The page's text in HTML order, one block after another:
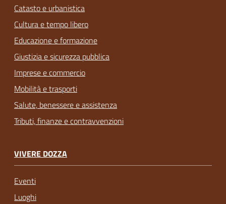
Catasto e urbanistica
Cultura e tempo libero
Educazione e formazione
Giustizia e sicurezza pubblica
Imprese e commercio
Mobilità e trasporti
Salute, benessere e assistenza
Tributi, finanze e contravvenzioni
VIVERE DOZZA
Eventi
Luoghi